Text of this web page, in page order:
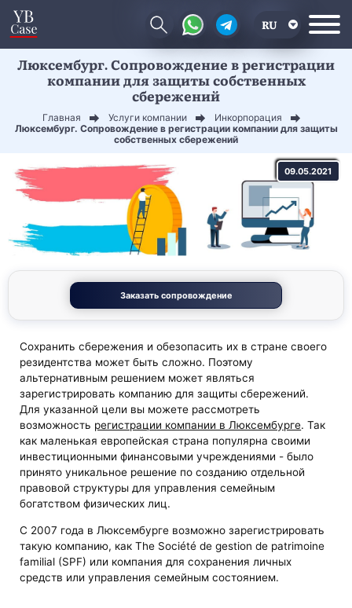
RU
EN
Люксембург. Сопровождение в регистрации
компании для защиты собственных
сбережений
Главная Услуги компании
Инкорпорация
Люксембург. Сопровождение в регистрации компании для защиты
собственных сбережений
09.05.2021
Заказать сопровождение
Сохранить сбережения и обезопасить их в стране своего
резидентства может быть сложно. Поэтому
альтернативным решением может являться
зарегистрировать компанию для защиты сбережений.
Для указанной цели вы можете рассмотреть
возможность регистрации компании в Люксембурге. Так
как маленькая европейская страна популярна своими
инвестиционными финансовыми учреждениями - было
принято уникальное решение по созданию отдельной
правовой структуры для управления семейным
богатством физических лиц.
С 2007 года в Люксембурге возможно зарегистрировать
такую компанию, как The Société de gestion de patrimoine
familial (SPF) или компания для сохранения личных
средств или управления семейным состоянием.